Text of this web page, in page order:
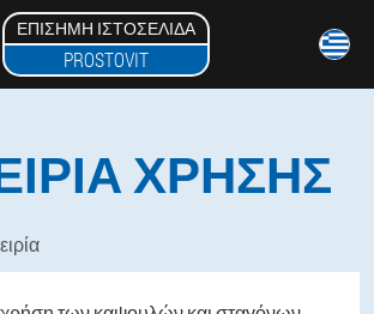
ΕΠΊΣΗΜΗ ΙΣΤΟΣΕΛΊΔΑ
PROSTOVIT
ΧΡΉΣΗΣ